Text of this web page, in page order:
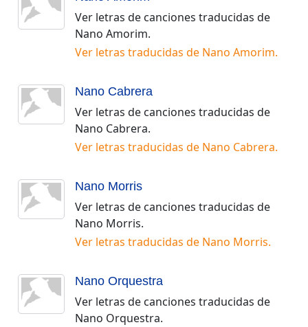
Ver letras de canciones traducidas de
Nano Amorim.
Ver letras traducidas de Nano Amorim.
Nano Cabrera
Ver letras de canciones traducidas de
Nano Cabrera.
Ver letras traducidas de Nano Cabrera.
Nano Morris
Ver letras de canciones traducidas de
Nano Morris.
Ver letras traducidas de Nano Morris.
Nano Orquestra
Ver letras de canciones traducidas de
Nano Orquestra.